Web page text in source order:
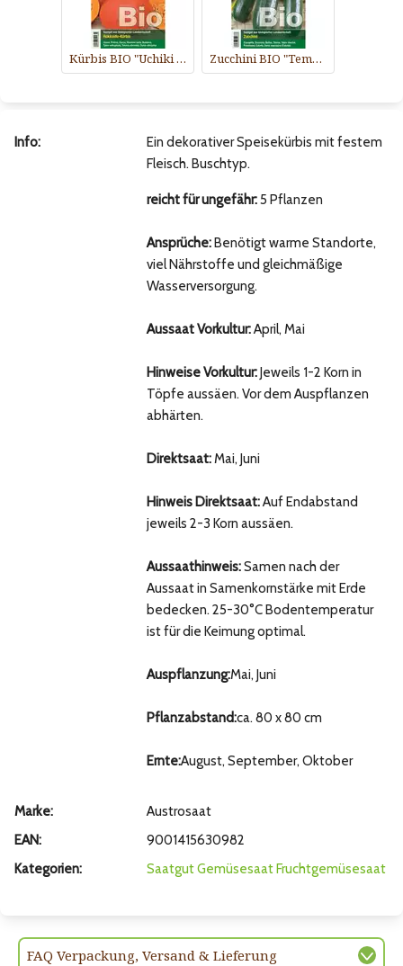
Kürbis BIO "Uchiki Kuri (Hokkaido-Typ)" Zucchini BIO "Tempra F1"
Info:
Ein dekorativer Speisekürbis mit festem
Fleisch. Buschtyp.
reicht für ungefähr:5 Pflanzen
Ansprüche: Benötigt warme Standorte,
viel Nährstoffe und gleichmäßige
Wasserversorgung.
Aussaat Vorkultur:April, Mai
Hinweise Vorkultur: Jeweils 1-2 Korn in
Töpfe aussäen. Vor dem Auspflanzen
abhärten.
Direktsaat:Mai, Juni
Hinweis Direktsaat:Auf Endabstand
jeweils 2-3 Korn aussäen.
Aussaathinweis:Samen nach der
Aussaat in Samenkornstärke mit Erde
bedecken. 25-30°C Bodentemperatur
ist für die Keimung optimal.
Auspflanzung:Mai, Juni
Pflanzabstand:ca. 80 x 80 cm
Ernte:August, September, Oktober
Marke:
Austrosaat
EAN:
9001415630982
Kategorien:
SaatgutGemüsesaat Fruchtgemüsesaat
FAQ Verpackung, Versand & Lieferung